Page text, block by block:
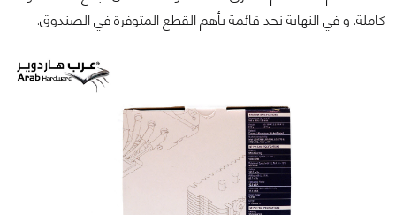
كاملة. و في النهاية نجد قائمة بأهم القطع المتوفرة في الصندوق.